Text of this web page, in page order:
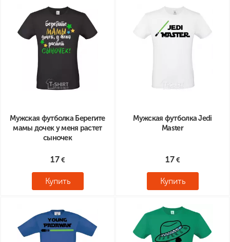
Мужская футболка Берегите
мамы дочек у меня растет
сыночек
17
Купить
Мужская футболка Jedi
Master
17
Купить